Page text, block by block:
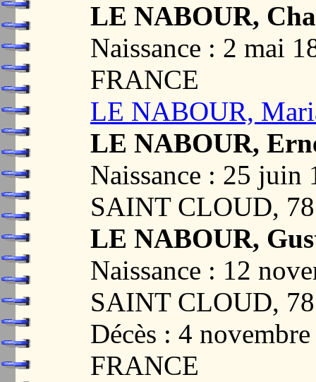
LE NABOUR,
Naissance : 2 mai
FRANCE
LE NABOUR,
LE NABOUR,
Naissance : 25
SAINT CLOUD,
LE NABOUR,
Naissance : 12
SAINT CLOUD,
Décès : 4
FRANCE